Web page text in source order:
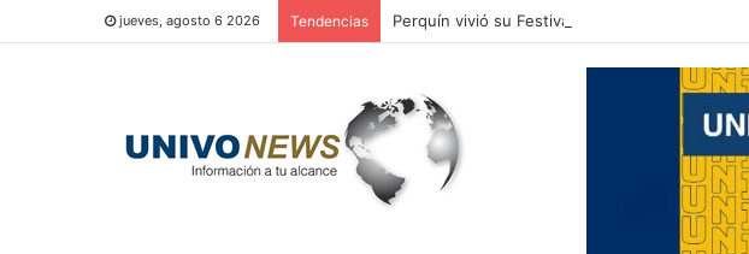
jueves, agosto 6 2026 Tendencias Perquín vivió su Festival de Invierno